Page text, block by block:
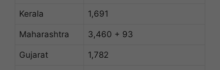
Kerala 1,691
Maharashtra 3,460 + 93
Gujarat 1,782